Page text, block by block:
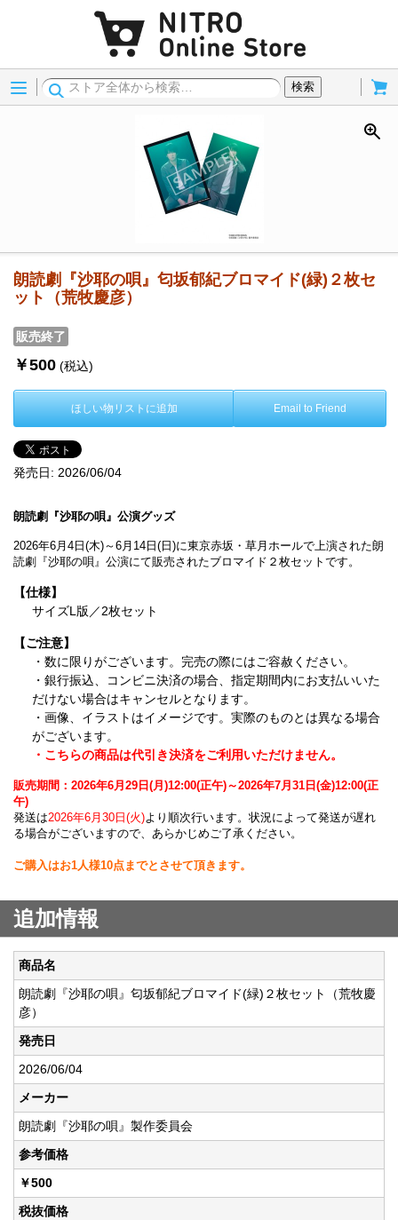
Menu
検索
朗読劇『沙耶の唄』匂坂郁紀ブロマイド(緑)２枚セ
ット（荒牧慶彦）
販売終了
￥500 (税込)
ほしい物リストに追加 Email to Friend
発売日: 2026/06/04
朗読劇『沙耶の唄』公演グッズ
2026年6月4日(木)～6月14日(日)に東京赤坂・草月ホールで上演された朗
読劇『沙耶の唄』公演にて販売されたブロマイド２枚セットです。
【仕様】
サイズL版／2枚セット
【ご注意】
・数に限りがございます。完売の際にはご容赦ください。
・銀行振込、コンビニ決済の場合、指定期間内にお支払いいた
だけない場合はキャンセルとなります。
・画像、イラストはイメージです。実際のものとは異なる場合
がございます。
・こちらの商品は代引き決済をご利用いただけません。
販売期間：2026年6月29日(月)12:00(正午)～2026年7月31日(金)12:00(正
午)
発送は2026年6月30日(火)より順次行います。状況によって発送が遅れ
る場合がございますので、あらかじめご了承ください。
ご購入はお1人様10点までとさせて頂きます。
追加情報
商品名
朗読劇『沙耶の唄』匂坂郁紀ブロマイド(緑)２枚セット（荒牧慶
彦）
発売日
2026/06/04
メーカー
朗読劇『沙耶の唄』製作委員会
参考価格
￥500
税抜価格